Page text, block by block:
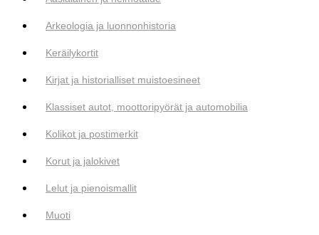
Arkeologia ja luonnonhistoria
Keräilykortit
Kirjat ja historialliset muistoesineet
Klassiset autot, moottoripyörät ja automobilia
Kolikot ja postimerkit
Korut ja jalokivet
Lelut ja pienoismallit
Muoti